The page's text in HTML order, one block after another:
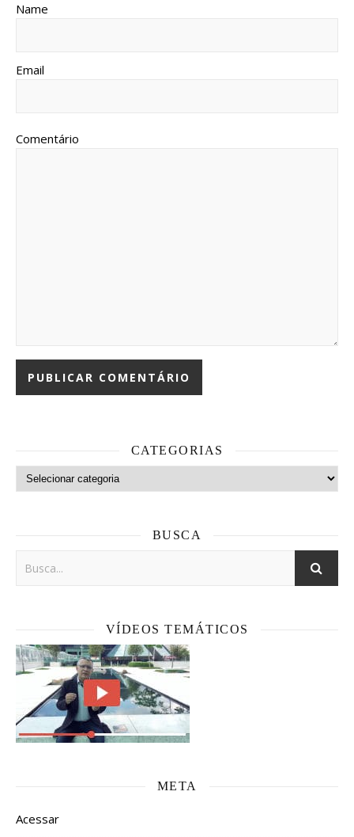
Name
Email
Comentário
CATEGORIAS
Categorias
BUSCA
VÍDEOS TEMÁTICOS
META
Acessar